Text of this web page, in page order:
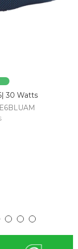
30 Watts